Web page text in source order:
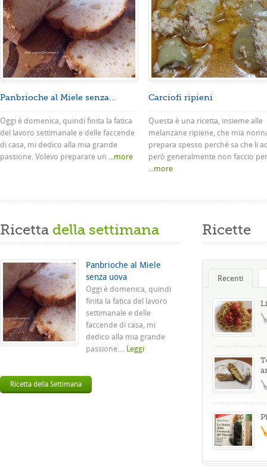
Panbrioche al Miele senza...
Oggi è domenica, quindi finita la fatica
del lavoro settimanale e delle faccende
di casa, mi dedico alla mia grande
passione. Volevo preparare un ...more
Carciofi ripieni
Questa è una ricetta, insieme alle
melanzane ripiene, che mia
prepara spesso perché sa che li
però generalmente non faccio
...more
Ricetta della settimana
Panbrioche al Miele
senza uova
Oggi è domenica, quindi
finita la fatica del lavoro
settimanale e delle
faccende di casa, mi
dedico alla mia grande
passione.... Leggi
Ricetta della Settimana
Ricette
Recenti